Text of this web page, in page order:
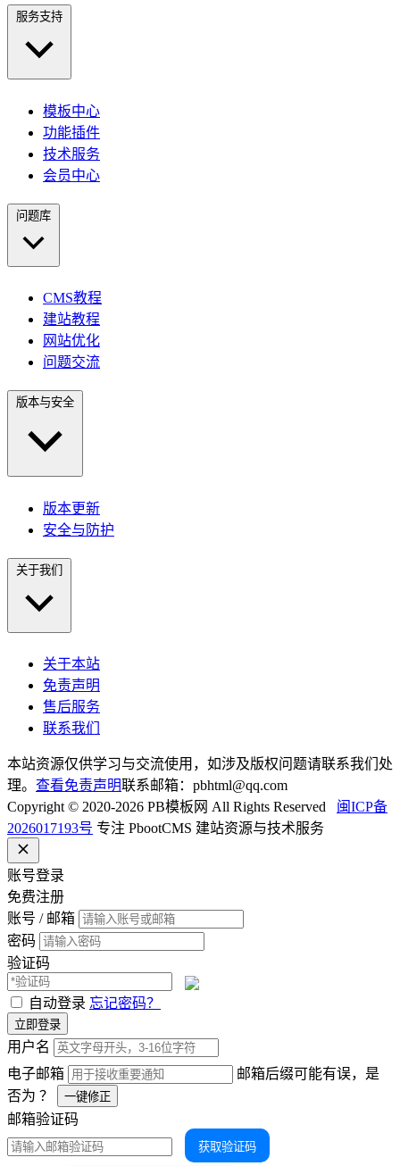
服务支持
模板中心
功能插件
技术服务
会员中心
问题库
CMS教程
建站教程
网站优化
问题交流
版本与安全
版本更新
安全与防护
关于我们
关于本站
免责声明
售后服务
联系我们
本站资源仅供学习与交流使用，如涉及版权问题请联系我们处
理。 查看免责声明联系邮箱：pbhtml@qq.com
Copyright © 2020-2026 PB模板网 All Rights Reserved 闽ICP备
2026017193号 专注 PbootCMS 建站资源与技术服务
账号登录
免费注册
账号 / 邮箱
密码
验证码
自动登录 忘记密码？
立即登录
用户名
电子邮箱
邮箱后缀可能有误，是
否为 ？ 一键修正
邮箱验证码
获取验证码